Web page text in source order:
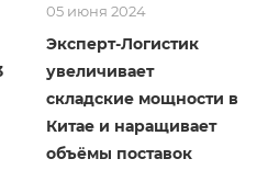
05 июня 2024
Эксперт-Логистик
увеличивает
складские мощности в
Китае и наращивает
объёмы поставок